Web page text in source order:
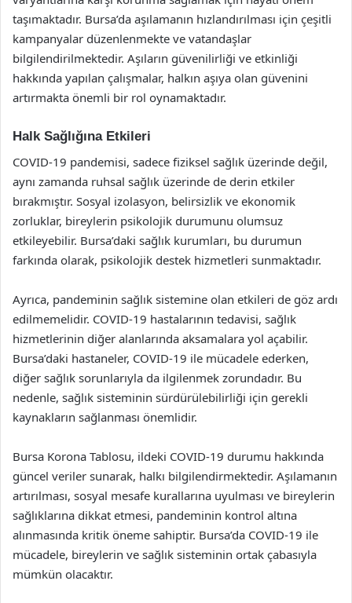
taşımaktadır. Bursa’da aşılamanın hızlandırılması için çeşitli
kampanyalar düzenlenmekte ve vatandaşlar
bilgilendirilmektedir. Aşıların güvenilirliği ve etkinliği
hakkında yapılan çalışmalar, halkın aşıya olan güvenini
artırmakta önemli bir rol oynamaktadır.
Halk Sağlığına Etkileri
COVID-19 pandemisi, sadece fiziksel sağlık üzerinde değil,
aynı zamanda ruhsal sağlık üzerinde de derin etkiler
bırakmıştır. Sosyal izolasyon, belirsizlik ve ekonomik
zorluklar, bireylerin psikolojik durumunu olumsuz
etkileyebilir. Bursa’daki sağlık kurumları, bu durumun
farkında olarak, psikolojik destek hizmetleri sunmaktadır.
Ayrıca, pandeminin sağlık sistemine olan etkileri de göz ardı
edilmemelidir. COVID-19 hastalarının tedavisi, sağlık
hizmetlerinin diğer alanlarında aksamalara yol açabilir.
Bursa’daki hastaneler, COVID-19 ile mücadele ederken,
diğer sağlık sorunlarıyla da ilgilenmek zorundadır. Bu
nedenle, sağlık sisteminin sürdürülebilirliği için gerekli
kaynakların sağlanması önemlidir.
Bursa Korona Tablosu, ildeki COVID-19 durumu hakkında
güncel veriler sunarak, halkı bilgilendirmektedir. Aşılamanın
artırılması, sosyal mesafe kurallarına uyulması ve bireylerin
sağlıklarına dikkat etmesi, pandeminin kontrol altına
alınmasında kritik öneme sahiptir. Bursa’da COVID-19 ile
mücadele, bireylerin ve sağlık sisteminin ortak çabasıyla
mümkün olacaktır.